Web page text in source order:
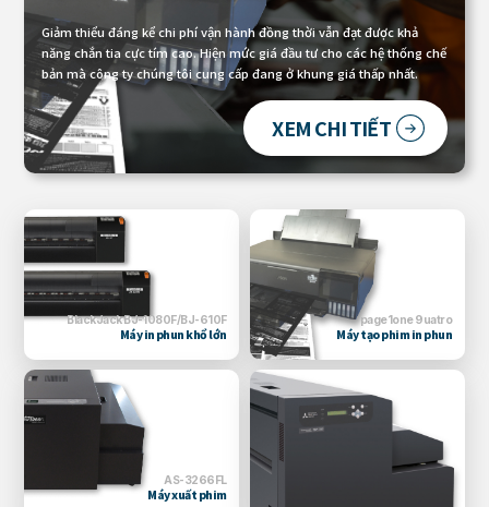
Giảm thiểu đáng kể chi phí vận hành đồng thời vẫn đạt được khả
năng chắn tia cực tím cao.Hiện mức giá đầu tư cho các hệ thống chế
bản mà công ty chúng tôi cung cấp đang ở khung giá thấp nhất.
XEM CHI TIẾT
BlackJack BJ-1080F/BJ-610F
Máy in phun khổ lớn
page1one 9uatro
Máy tạo phim in phun
AS-3266FL
Máy xuất phim